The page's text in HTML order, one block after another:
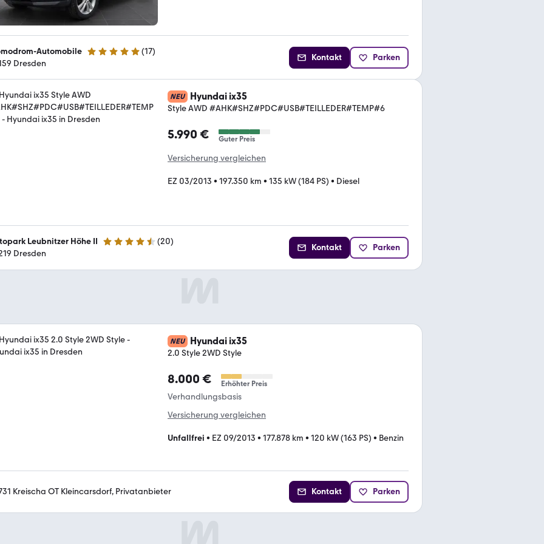
Automobile 5 Sterne (17)
Dresden
Kontakt Parken
NEU Hyundai ix35
Style AWD #AHK#SHZ#PDC#USB#TEILLEDER#TEMP#6
5.990 € Guter Preis
Versicherung vergleichen
EZ 03/2013 • 197.350 km • 135 kW (184 PS) • Diesel
Leubnitzer Höhe II 4.5 Sterne (20)
Dresden
Kontakt Parken
NEU Hyundai ix35
2.0 Style 2WD Style
8.000 € Erhöhter Preis
Verhandlungsbasis
Versicherung vergleichen
Unfallfrei • EZ 09/2013 • 177.878 km • 120 kW (163 PS) • Benzin
Kreischa OT Kleincarsdorf, Privatanbieter Kontakt Parken